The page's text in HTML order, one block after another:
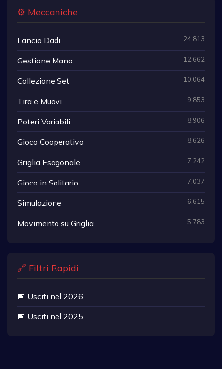
⚙️ Meccaniche
Lancio Dadi 24,813
Gestione Mano 12,662
Collezione Set 10,064
Tira e Muovi 9,853
Poteri Variabili 8,906
Gioco Cooperativo 8,626
Griglia Esagonale 7,242
Gioco in Solitario 7,037
Simulazione 6,615
Movimento su Griglia 5,783
🔗 Filtri Rapidi
📅 Usciti nel 2026
📅 Usciti nel 2025